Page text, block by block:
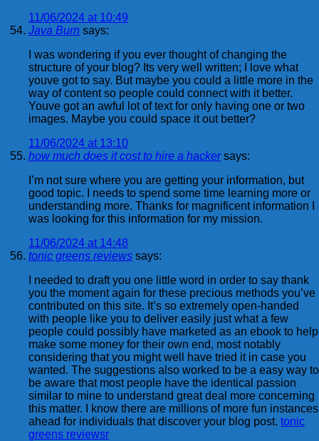
11/06/2024 at 10:49
Java Burn says:
I was wondering if you ever thought of changing the
structure of your blog? Its very well written; I love what
youve got to say. But maybe you could a little more in the
way of content so people could connect with it better.
Youve got an awful lot of text for only having one or two
images. Maybe you could space it out better?
11/06/2024 at 13:10
how much does it cost to hire a hacker says:
I’m not sure where you are getting your information, but
good topic. I needs to spend some time learning more or
understanding more. Thanks for magnificent information I
was looking for this information for my mission.
11/06/2024 at 14:48
tonic greens reviews says:
I needed to draft you one little word in order to say thank
you the moment again for these precious methods you’ve
contributed on this site. It’s so extremely open-handed
with people like you to deliver easily just what a few
people could possibly have marketed as an ebook to help
make some money for their own end, most notably
considering that you might well have tried it in case you
wanted. The suggestions also worked to be a easy way to
be aware that most people have the identical passion
similar to mine to understand great deal more concerning
this matter. I know there are millions of more fun instances
ahead for individuals that discover your blog post. tonic
greens reviewsr